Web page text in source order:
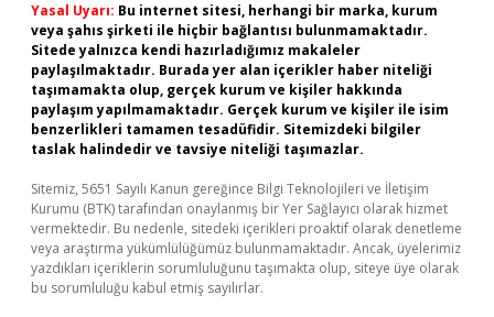
Yasal Uyarı: Bu internet sitesi, herhangi bir marka, kurum
veya şahıs şirketi ile hiçbir bağlantısı bulunmamaktadır.
Sitede yalnızca kendi hazırladığımız makaleler
paylaşılmaktadır. Burada yer alan içerikler haber niteliği
taşımamakta olup, gerçek kurum ve kişiler hakkında
paylaşım yapılmamaktadır. Gerçek kurum ve kişiler ile isim
benzerlikleri tamamen tesadüfidir. Sitemizdeki bilgiler
taslak halindedir ve tavsiye niteliği taşımazlar.
Sitemiz, 5651 Sayılı Kanun gereğince Bilgi Teknolojileri ve İletişim
Kurumu (BTK) tarafından onaylanmış bir Yer Sağlayıcı olarak hizmet
vermektedir. Bu nedenle, sitedeki içerikleri proaktif olarak denetleme
veya araştırma yükümlülüğümüz bulunmamaktadır. Ancak, üyelerimiz
yazdıkları içeriklerin sorumluluğunu taşımakta olup, siteye üye olarak
bu sorumluluğu kabul etmiş sayılırlar.